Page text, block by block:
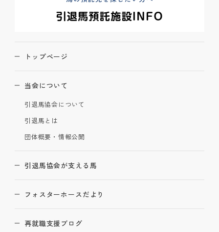
トップページ
当会について
引退馬協会について
引退馬とは
団体概要・情報公開
引退馬協会が支える馬
フォスターホースだより
再就職支援ブログ